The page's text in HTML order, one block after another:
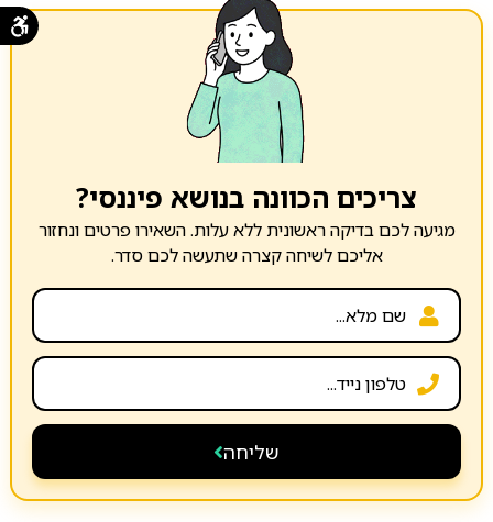
צריכים הכוונה בנושא פיננסי?
מגיעה לכם בדיקה ראשונית ללא עלות. השאירו פרטים ונחזור
אליכם לשיחה קצרה שתעשה לכם סדר.
שליחה